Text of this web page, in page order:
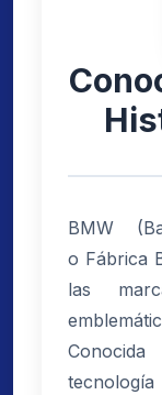
BMW
o Fábrica
las